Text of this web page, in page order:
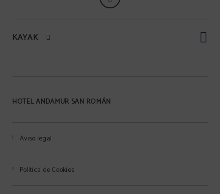
KAYAK
HOTEL ANDAMUR SAN ROMÁN
Aviso legal
Política de Cookies